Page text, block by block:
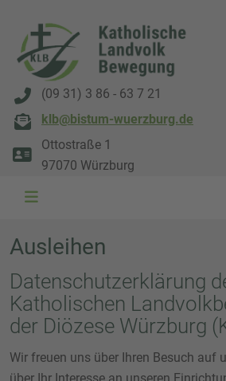
(09 31) 3 86 - 63 7 21
klb@bistum-wuerzburg.de
Ottostraße 1
97070 Würzburg
Ausleihen
Datenschutzerklärung
Katholischen
der Diözese Würzburg
Wir freuen uns über Ihren Besuch auf